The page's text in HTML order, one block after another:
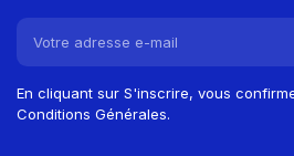
En cliquant sur S'inscrire, vous
Conditions Générales.